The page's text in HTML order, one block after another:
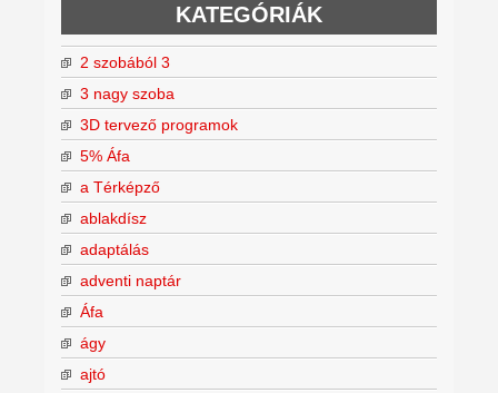
KATEGÓRIÁK
2 szobából 3
3 nagy szoba
3D tervező programok
5% Áfa
a Térképző
ablakdísz
adaptálás
adventi naptár
Áfa
ágy
ajtó